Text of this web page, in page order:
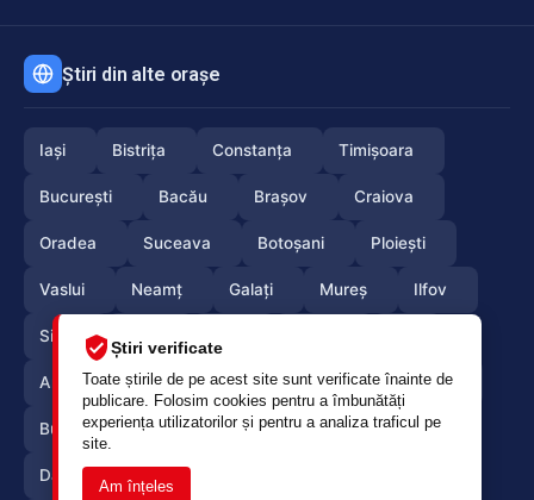
Știri verificate
Toate știrile de pe acest site sunt verificate înainte de
publicare. Folosim cookies pentru a îmbunătăți
experiența utilizatorilor și pentru a analiza traficul pe
site.
Am înțeles
Știri din alte orașe
Iași Bistrița Constanța Timișoara
București Bacău Brașov Craiova
Oradea Suceava Botoșani Ploiești
Vaslui Neamț Galați Mureș Ilfov
Sibiu
Arges Maramures Vrancea Satumare
Buzau Braila Calarasi Caras-Severin
Dambovita Giurgiu